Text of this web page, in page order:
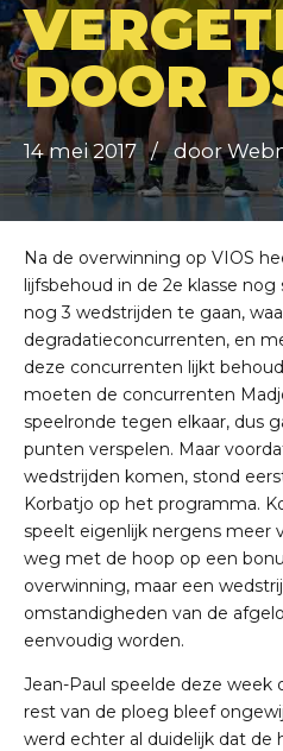
DOOR
14 mei 2017 door
Na de overwinning op VIOS
lijfsbehoud in de 2e klasse
nog 3 wedstrijden te gaan,
degradatieconcurrenten, en
deze concurrenten lijkt
moeten de concurrenten
speelronde tegen elkaar, dus
punten verspelen. Maar
wedstrijden komen, stond
Korbatjo op het programma.
speelt eigenlijk nergens meer
weg met de hoop op een
overwinning, maar een
omstandigheden van de
eenvoudig worden.
Jean-Paul speelde deze week
rest van de ploeg bleef
werd echter al duidelijk dat de